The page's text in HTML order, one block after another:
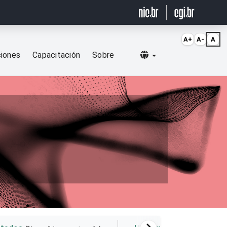
Capacitación Sobre Selecionar idioma
A+ A- A